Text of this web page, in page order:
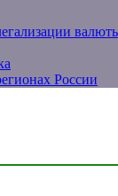
России